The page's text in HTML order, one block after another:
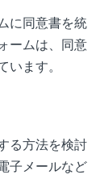
に同意書を統
ームは、同意
います。
る方法を検討
子メールなど